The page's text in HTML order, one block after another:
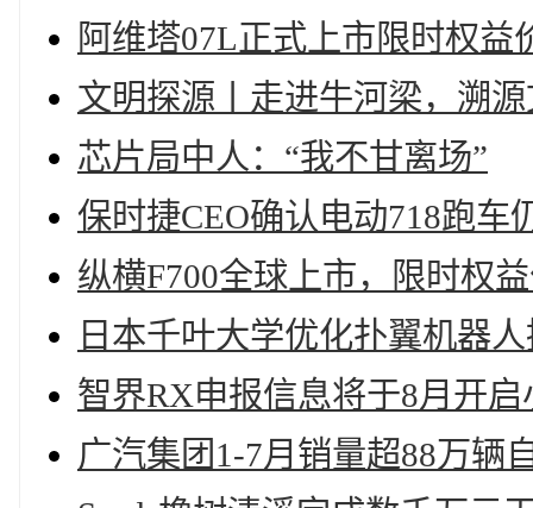
阿维塔07L正式上市限时权益
文明探源丨走进牛河梁，溯
芯片局中人：“我不甘离场”
保时捷CEO确认电动718跑车
纵横F700全球上市，限时权
日本千叶大学优化扑翼机器
智界RX申报信息将于8月开启
广汽集团1-7月销量超88万辆